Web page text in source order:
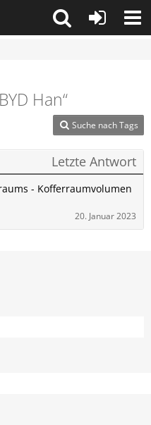
Han“
Suche nach Tags
Letzte Antwort
- Kofferraumvolumen
20. Januar 2023